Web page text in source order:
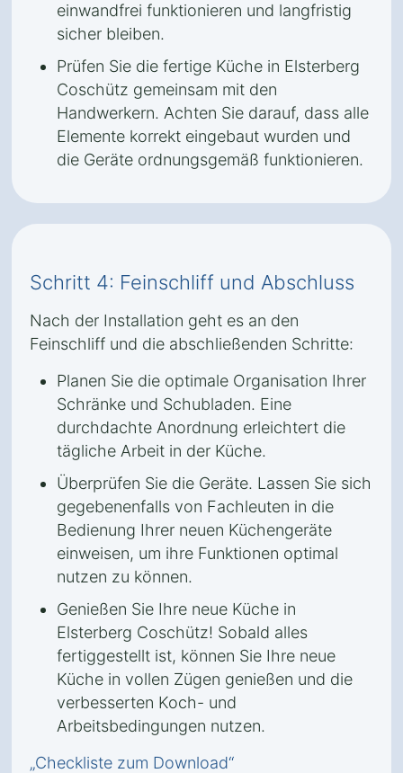
einwandfrei funktionieren und langfristig
sicher bleiben.
Prüfen Sie die fertige Küche in Elsterberg
Coschütz gemeinsam mit den
Handwerkern. Achten Sie darauf, dass alle
Elemente korrekt eingebaut wurden und
die Geräte ordnungsgemäß funktionieren.
Schritt 4: Feinschliff und Abschluss
Nach der Installation geht es an den
Feinschliff und die abschließenden Schritte:
Planen Sie die optimale Organisation Ihrer
Schränke und Schubladen. Eine
durchdachte Anordnung erleichtert die
tägliche Arbeit in der Küche.
Überprüfen Sie die Geräte. Lassen Sie sich
gegebenenfalls von Fachleuten in die
Bedienung Ihrer neuen Küchengeräte
einweisen, um ihre Funktionen optimal
nutzen zu können.
Genießen Sie Ihre neue Küche in
Elsterberg Coschütz! Sobald alles
fertiggestellt ist, können Sie Ihre neue
Küche in vollen Zügen genießen und die
verbesserten Koch- und
Arbeitsbedingungen nutzen.
„Checkliste zum Download“